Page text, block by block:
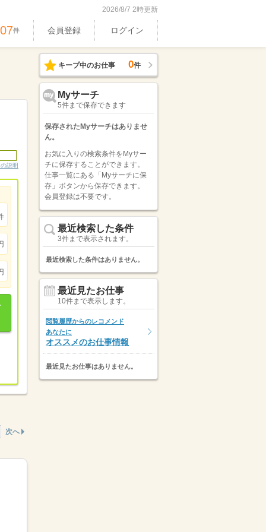
2026/8/7 2時更新
件 会員登録 ログイン
説明
次へ
キープ中のお仕事 0件
Myサーチ
5件まで保存できます
保存されたMyサーチはありませ
ん。
お気に入りの検索条件をMyサー
チに保存することができます。
仕事一覧にある「Myサーチに保
存」ボタンから保存できます。
会員登録は不要です。
最近検索した条件
3件まで表示されます。
最近検索した条件はありません。
最近見たお仕事
10件まで表示します。
閲覧履歴からのレコメンド
あなたに
オススメのお仕事情報
最近見たお仕事はありません。